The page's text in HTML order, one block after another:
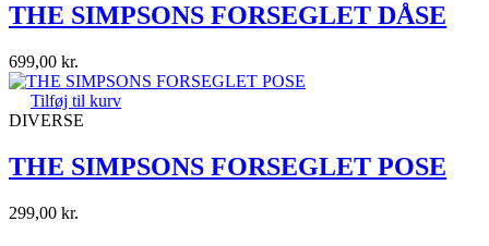
THE SIMPSONS FORSEGLET DÅSE
699,00 kr.
Tilføj til kurv
DIVERSE
THE SIMPSONS FORSEGLET POSE
299,00 kr.